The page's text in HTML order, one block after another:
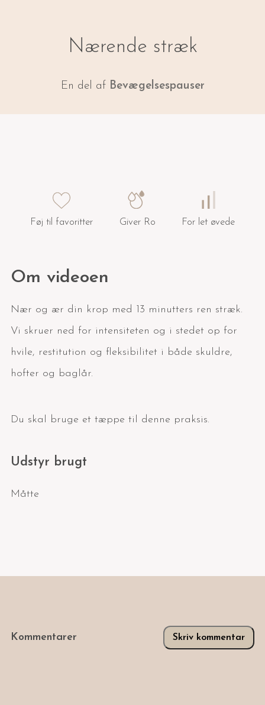
Nærende stræk
En del af Bevægelsespauser
Føj til favoritter Giver Ro For let øvede
Om videoen
Nær og ær din krop med 13 minutters ren stræk.
Vi skruer ned for intensiteten og i stedet op for
hvile, restitution og fleksibilitet i både skuldre,
hofter og baglår.
Du skal bruge et tæppe til denne praksis.
Udstyr brugt
Måtte
Kommentarer Skriv kommentar